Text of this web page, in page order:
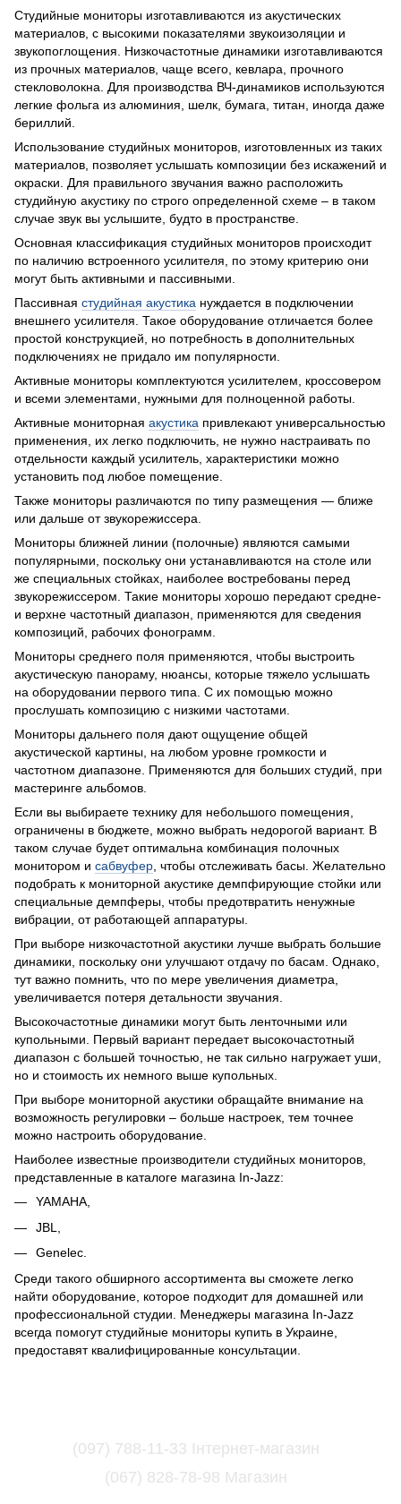
Студийные мониторы изготавливаются из акустических
материалов, с высокими показателями звукоизоляции и
звукопоглощения. Низкочастотные динамики изготавливаются
из прочных материалов, чаще всего, кевлара, прочного
стекловолокна. Для производства ВЧ-динамиков используются
легкие фольга из алюминия, шелк, бумага, титан, иногда даже
бериллий.
Использование студийных мониторов, изготовленных из таких
материалов, позволяет услышать композиции без искажений и
окраски. Для правильного звучания важно расположить
студийную акустику по строго определенной схеме – в таком
случае звук вы услышите, будто в пространстве.
Основная классификация студийных мониторов происходит
по наличию встроенного усилителя, по этому критерию они
могут быть активными и пассивными.
Пассивная студийная акустика нуждается в подключении
внешнего усилителя. Такое оборудование отличается более
простой конструкцией, но потребность в дополнительных
подключениях не придало им популярности.
Активные мониторы комплектуются усилителем, кроссовером
и всеми элементами, нужными для полноценной работы.
Активные мониторная акустика привлекают универсальностью
применения, их легко подключить, не нужно настраивать по
отдельности каждый усилитель, характеристики можно
установить под любое помещение.
Также мониторы различаются по типу размещения — ближе
или дальше от звукорежиссера.
Мониторы ближней линии (полочные) являются самыми
популярными, поскольку они устанавливаются на столе или
же специальных стойках, наиболее востребованы перед
звукорежиссером. Такие мониторы хорошо передают средне-
и верхне частотный диапазон, применяются для сведения
композиций, рабочих фонограмм.
Мониторы среднего поля применяются, чтобы выстроить
акустическую панораму, нюансы, которые тяжело услышать
на оборудовании первого типа. С их помощью можно
прослушать композицию с низкими частотами.
Мониторы дальнего поля дают ощущение общей
акустической картины, на любом уровне громкости и
частотном диапазоне. Применяются для больших студий, при
мастеринге альбомов.
Если вы выбираете технику для небольшого помещения,
ограничены в бюджете, можно выбрать недорогой вариант. В
таком случае будет оптимальна комбинация полочных
монитором и сабвуфер, чтобы отслеживать басы. Желательно
подобрать к мониторной акустике демпфирующие стойки или
специальные демпферы, чтобы предотвратить ненужные
вибрации, от работающей аппаратуры.
При выборе низкочастотной акустики лучше выбрать большие
динамики, поскольку они улучшают отдачу по басам. Однако,
тут важно помнить, что по мере увеличения диаметра,
увеличивается потеря детальности звучания.
Высокочастотные динамики могут быть ленточными или
купольными. Первый вариант передает высокочастотный
диапазон с большей точностью, не так сильно нагружает уши,
но и стоимость их немного выше купольных.
При выборе мониторной акустики обращайте внимание на
возможность регулировки – больше настроек, тем точнее
можно настроить оборудование.
Наиболее известные производители студийных мониторов,
представленные в каталоге магазина In-Jazz:
YAMAHA,
JBL,
Genelec.
Среди такого обширного ассортимента вы сможете легко
найти оборудование, которое подходит для домашней или
профессиональной студии. Менеджеры магазина In-Jazz
всегда помогут студийные мониторы купить в Украине,
предоставят квалифицированные консультации.
(097) 788-11-33 Інтернет-магазин
(067) 828-78-98 Магазин